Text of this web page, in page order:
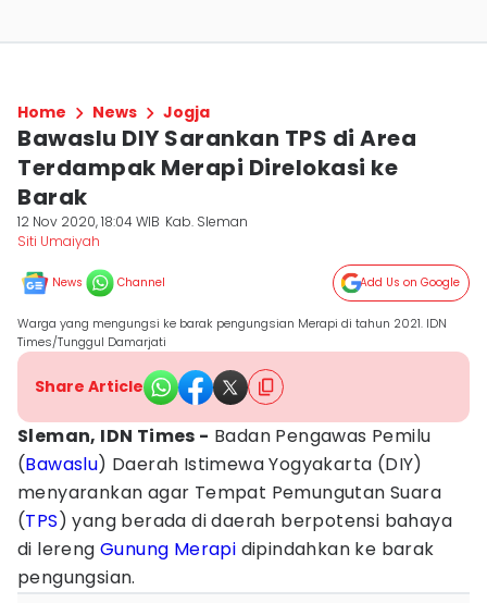
Home News Jogja
Bawaslu DIY Sarankan TPS di Area
Terdampak Merapi Direlokasi ke
Barak
12 Nov 2020, 18:04 WIB Kab. Sleman
Siti Umaiyah
News Channel Add Us on Google
Warga yang mengungsi ke barak pengungsian Merapi di tahun 2021. IDN
Times/Tunggul Damarjati
Share Article
Sleman, IDN Times - Badan Pengawas Pemilu
(Bawaslu) Daerah Istimewa Yogyakarta (DIY)
menyarankan agar Tempat Pemungutan Suara
(TPS) yang berada di daerah berpotensi bahaya
di lerengGunung Merapi dipindahkan ke barak
pengungsian.